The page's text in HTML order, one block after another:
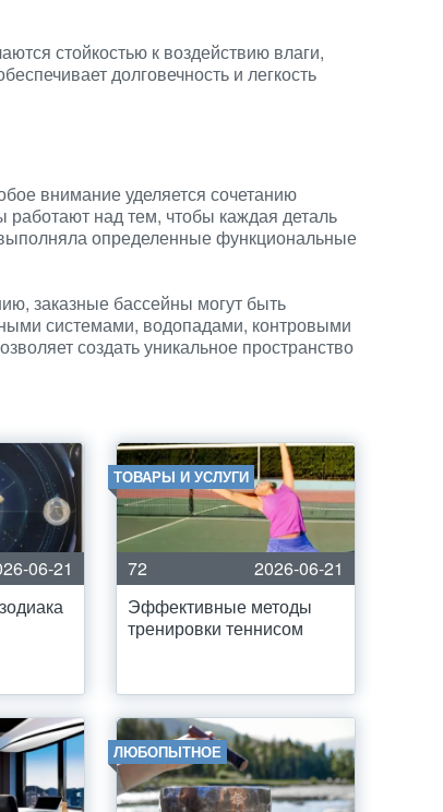
стойкостью к воздействию влаги,
долговечность и легкость
внимание уделяется сочетанию
над тем, чтобы каждая деталь
определенные функциональные
заказные бассейны могут быть
системами, водопадами, контровыми
создать уникальное пространство
06-21
ТОВАРЫ И УСЛУГИ
72
2026-06-21
Эффективные методы
тренировки теннисом
ЛЮБОПЫТНОЕ